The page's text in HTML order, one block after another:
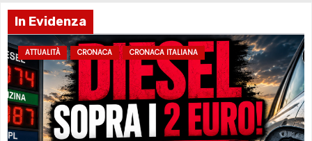
In Evidenza
ATTUALITÀ CRONACA CRONACA ITALIANA